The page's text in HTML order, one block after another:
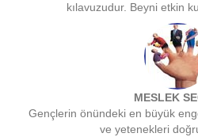
kılavuzudur. Beyni etkin
MESLEK
Gençlerin önündeki en büyük
ve yetenekleri